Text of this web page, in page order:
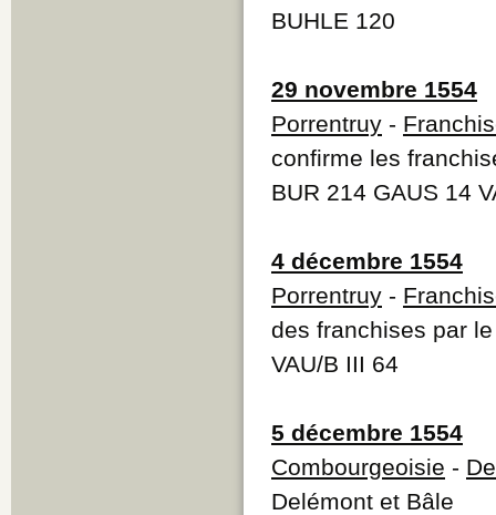
BUHLE 120
29 novembre 1554
Porrentruy -
confirme les
BUR 214 GAUS 14
4 décembre 1554
Porrentruy -
des franchises par
VAU/B III 64
5 décembre 1554
Combourgeoisie -
Delémont et Bâle